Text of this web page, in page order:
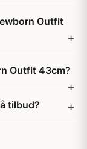
Outfit
Outfit 43cm?
tilbud?